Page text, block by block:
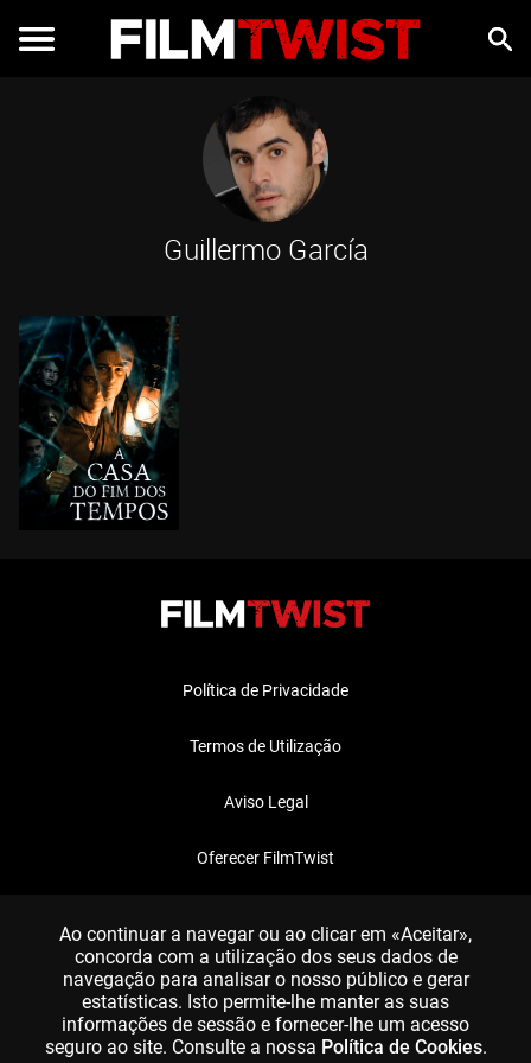
Guillermo García
Política de Privacidade
Termos de Utilização
Aviso Legal
Oferecer FilmTwist
Ao continuar a navegar ou ao clicar em «Aceitar»,
concorda com a utilização dos seus dados de
navegação para analisar o nosso público e gerar
estatísticas. Isto permite-lhe manter as suas
informações de sessão e fornecer-lhe um acesso
seguro ao site. Consulte a nossa Política de Cookies.